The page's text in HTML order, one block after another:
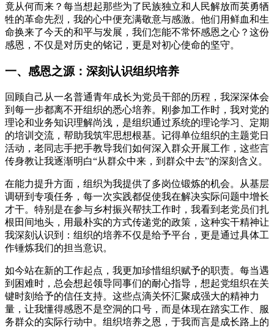
竟从何而来？每当想起那些为了民族独立和人民解放而英勇牺
牲的革命先烈，我的心中便充满敬意与感激。他们用鲜血和生
命换来了今天的和平与发展，我们怎能不常怀感恩之心？这份
感恩，不仅是对历史的铭记，更是对初心使命的坚守。
一、感恩之源：深刻认识组织培养
回顾自己从一名普通青年成长为党员干部的历程，我深深体会
到每一步都离不开组织的悉心培养。刚参加工作时，我对党的
理论和业务知识理解尚浅，是组织通过系统的理论学习、定期
的培训交流，帮助我筑牢思想根基。记得单位组织的主题党日
活动，老同志手把手教导我们如何深入群众开展工作，这些言
传身教让我逐渐明白“从群众中来，到群众中去”的深刻含义。
在能力提升方面，组织为我提供了多岗位锻炼的机会。从基层
调研到专项任务，每一次实践都促使我在解决实际问题中增长
才干。特别是在参与乡村振兴帮扶工作时，我看到老党员们扎
根田间地头，用最朴实的方式传递党的政策，这种实干精神让
我深刻认识到：组织的培养不仅是给予平台，更是通过具体工
作锤炼我们的担当意识。
如今站在新的工作起点，我更加珍惜组织赋予的职责。每当遇
到困难时，总会想起领导同事们的耐心指导，想起党组织在关
键时刻给予的信任支持。这些点滴关怀汇聚成强大的精神力
量，让我懂得感恩不是空洞的口号，而是体现在踏实工作、服
务群众的实际行动中。组织培养之恩，于我而言是成长路上的